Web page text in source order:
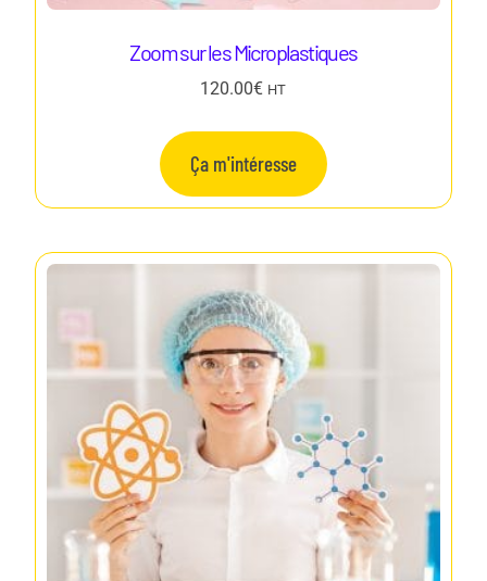
Zoom sur les Microplastiques
120.00€ HT
Ça m'intéresse